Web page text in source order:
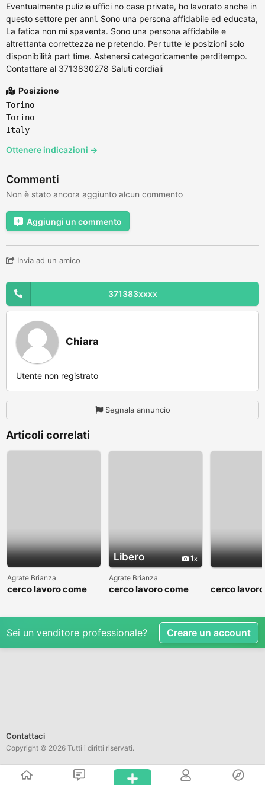
Eventualmente pulizie uffici no case private, ho lavorato anche in
questo settore per anni. Sono una persona affidabile ed educata,
La fatica non mi spaventa. Sono una persona affidabile e
altrettanta correttezza ne pretendo. Per tutte le posizioni solo
disponibilità part time. Astenersi categoricamente perditempo.
Contattare al 3713830278 Saluti cordiali
Posizione
Torino
Torino
Italy
Ottenere indicazioni →
Commenti
Non è stato ancora aggiunto alcun commento
Aggiungi un commento
Invia ad un amico
371383xxxx
Chiara
Utente non registrato
Segnala annuncio
Articoli correlati
Agrate Brianza
cerco lavoro come
Libero 1
Agrate Brianza
cerco lavoro come
cerco
Sei un venditore professionale? Creare un account
Contattaci
Copyright © 2026 Tutti i diritti riservati.